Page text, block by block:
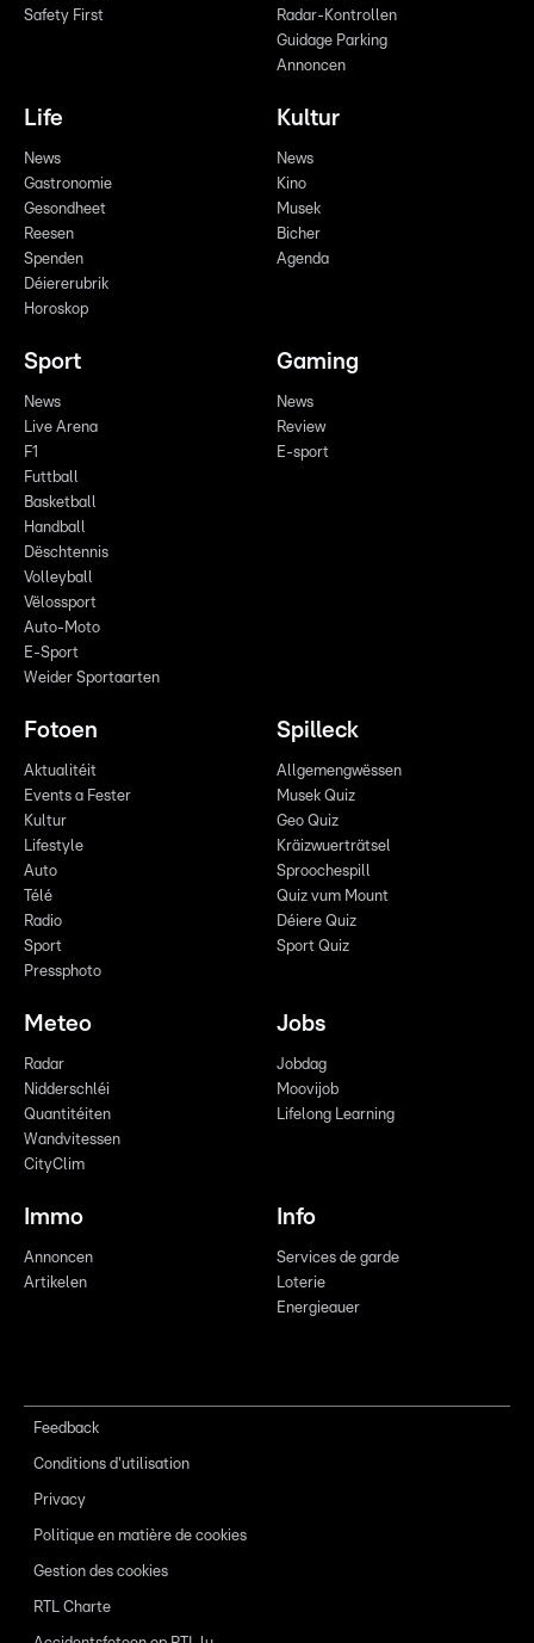
Safety First
Radar-Kontrollen
Guidage Parking
Annoncen
Life
News
Gastronomie
Gesondheet
Reesen
Spenden
Déiererubrik
Horoskop
Kultur
News
Kino
Musek
Bicher
Agenda
Sport
News
Live Arena
F1
Futtball
Basketball
Handball
Dëschtennis
Volleyball
Vëlossport
Auto-Moto
E-Sport
Weider Sportaarten
Gaming
News
Review
E-sport
Fotoen
Aktualitéit
Events a Fester
Kultur
Lifestyle
Auto
Télé
Radio
Sport
Pressphoto
Spilleck
Allgemengwëssen
Musek Quiz
Geo Quiz
Kräizwuerträtsel
Sproochespill
Quiz vum Mount
Déiere Quiz
Sport Quiz
Meteo
Radar
Nidderschléi
Quantitéiten
Wandvitessen
CityClim
Jobs
Jobdag
Moovijob
Lifelong Learning
Immo
Annoncen
Artikelen
Info
Services de garde
Loterie
Energieauer
Feedback
Conditions d'utilisation
Privacy
Politique en matière de cookies
Gestion des cookies
RTL Charte